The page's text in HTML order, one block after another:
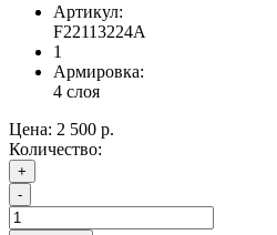
Артикул:
F22113224A
1
Армировка:
4 слоя
Цена: 2 500 р.
Количество:
+
-